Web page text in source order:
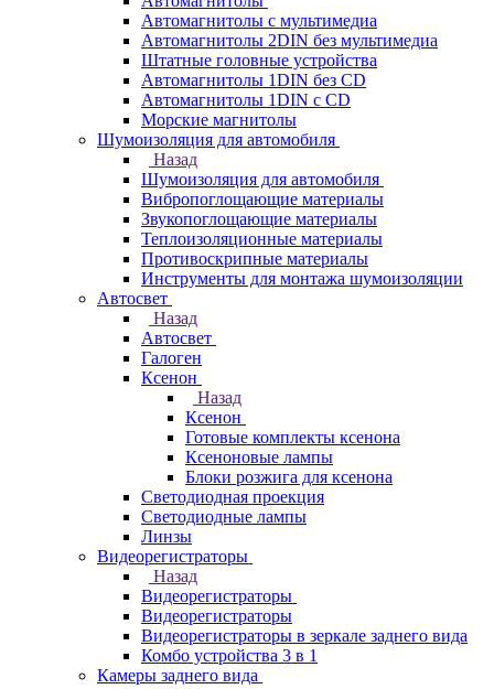
Автомагнитолы с мультимедиа
Автомагнитолы 2DIN без мультимедиа
Штатные головные устройства
Автомагнитолы 1DIN без CD
Автомагнитолы 1DIN с CD
Морские магнитолы
Шумоизоляция для автомобиля
Назад
Шумоизоляция для автомобиля
Вибропоглощающие материалы
Звукопоглощающие материалы
Теплоизоляционные материалы
Противоскрипные материалы
Инструменты для монтажа шумоизоляции
Автосвет
Назад
Автосвет
Галоген
Ксенон
Назад
Ксенон
Готовые комплекты ксенона
Ксеноновые лампы
Блоки розжига для ксенона
Светодиодная проекция
Светодиодные лампы
Линзы
Видеорегистраторы
Назад
Видеорегистраторы
Видеорегистраторы
Видеорегистраторы в зеркале заднего вида
Комбо устройства 3 в 1
Камеры заднего вида